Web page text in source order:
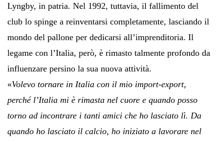
Lyngby, in patria. Nel 1992, tuttavia, il fallimento del
club lo spinge a reinventarsi completamente, lasciando il
mondo del pallone per dedicarsi all’imprenditoria. Il
legame con l’Italia, però, è rimasto talmente profondo da
influenzare persino la sua nuova attività.
«Volevo tornare in Italia con il mio import-export,
perché l’Italia mi è rimasta nel cuore e quando posso
torno ad incontrare i tanti amici che ho lasciato lì. Da
quando ho lasciato il calcio, ho iniziato a lavorare nel